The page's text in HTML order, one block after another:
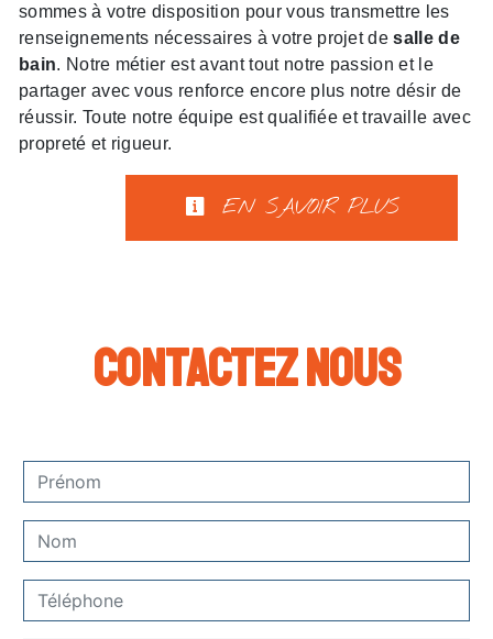
sommes à votre disposition pour vous transmettre les
renseignements nécessaires à votre projet desalle de
bain. Notre métier est avant tout notre passion et le
partager avec vous renforce encore plus notre désir de
réussir. Toute notre équipe est qualifiée et travaille avec
propreté et rigueur.
EN SAVOIR PLUS
Contactez nous